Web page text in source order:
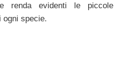
renda evidenti le piccole
ogni specie.